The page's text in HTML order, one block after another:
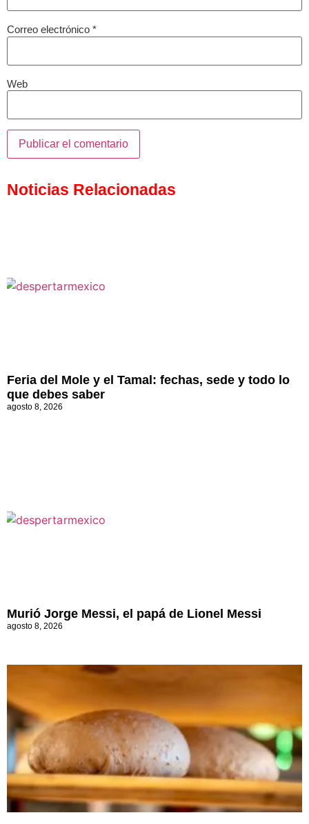
Correo electrónico *
Web
Noticias Relacionadas
Feria del Mole y el Tamal: fechas, sede y todo lo
que debes saber
agosto 8, 2026
Murió Jorge Messi, el papá de Lionel Messi
agosto 8, 2026